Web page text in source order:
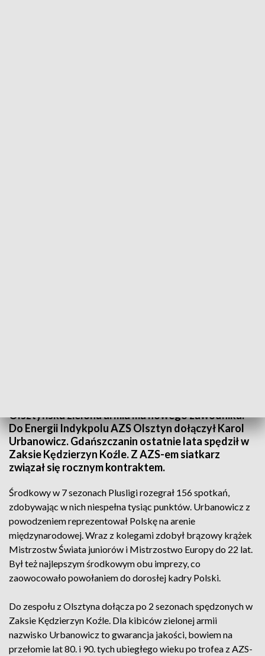
Olsztyńska zielona armia ma nowego zawodnika.
Do Energii Indykpolu AZS Olsztyn dołączył Karol
Urbanowicz. Gdańszczanin ostatnie lata spędził w
Zaksie Kędzierzyn Koźle. Z AZS-em siatkarz
związał się rocznym kontraktem.
Środkowy w 7 sezonach Plusligi rozegrał 156 spotkań,
zdobywając w nich niespełna tysiąc punktów. Urbanowicz z
powodzeniem reprezentował Polskę na arenie
międzynarodowej. Wraz z kolegami zdobył brązowy krążek
Mistrzostw Świata juniorów i Mistrzostwo Europy do 22 lat.
Był też najlepszym środkowym obu imprezy, co
zaowocowało powołaniem do dorosłej kadry Polski.
Do zespołu z Olsztyna dołącza po 2 sezonach spędzonych w
Zaksie Kędzierzyn Koźle. Dla kibiców zielonej armii
nazwisko Urbanowicz to gwarancja jakości, bowiem na
przełomie lat 80. i 90. tych ubiegłego wieku po trofea z AZS-